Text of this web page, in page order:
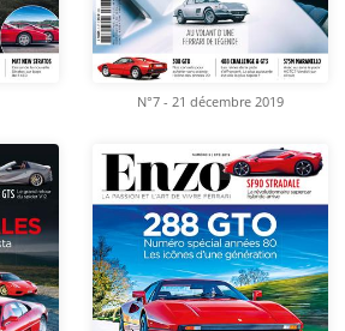
N°7 - 21 décembre 2019